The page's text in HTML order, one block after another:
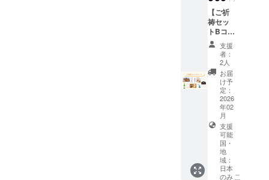
高さ約
9cm、
幅約
13.5cm
・特別
御朱印
帳 高
さ約
18cm、
幅約
12cm
・お名
前を記
載した
芳名帳
を神前
に奉納
※芳名帳
【ご祈
祷セッ
トBコー
ス】 ・
御礼状
・特別
御朱印
（二
種）高
さ約
14cm、
幅約
20cm
・妙義
神社御
札 高
さ約
24.5cm
支援
者：
2人
お届
け予
定：
2026
年02
月
支援
可能
国・
地
域：
日本
のみこ